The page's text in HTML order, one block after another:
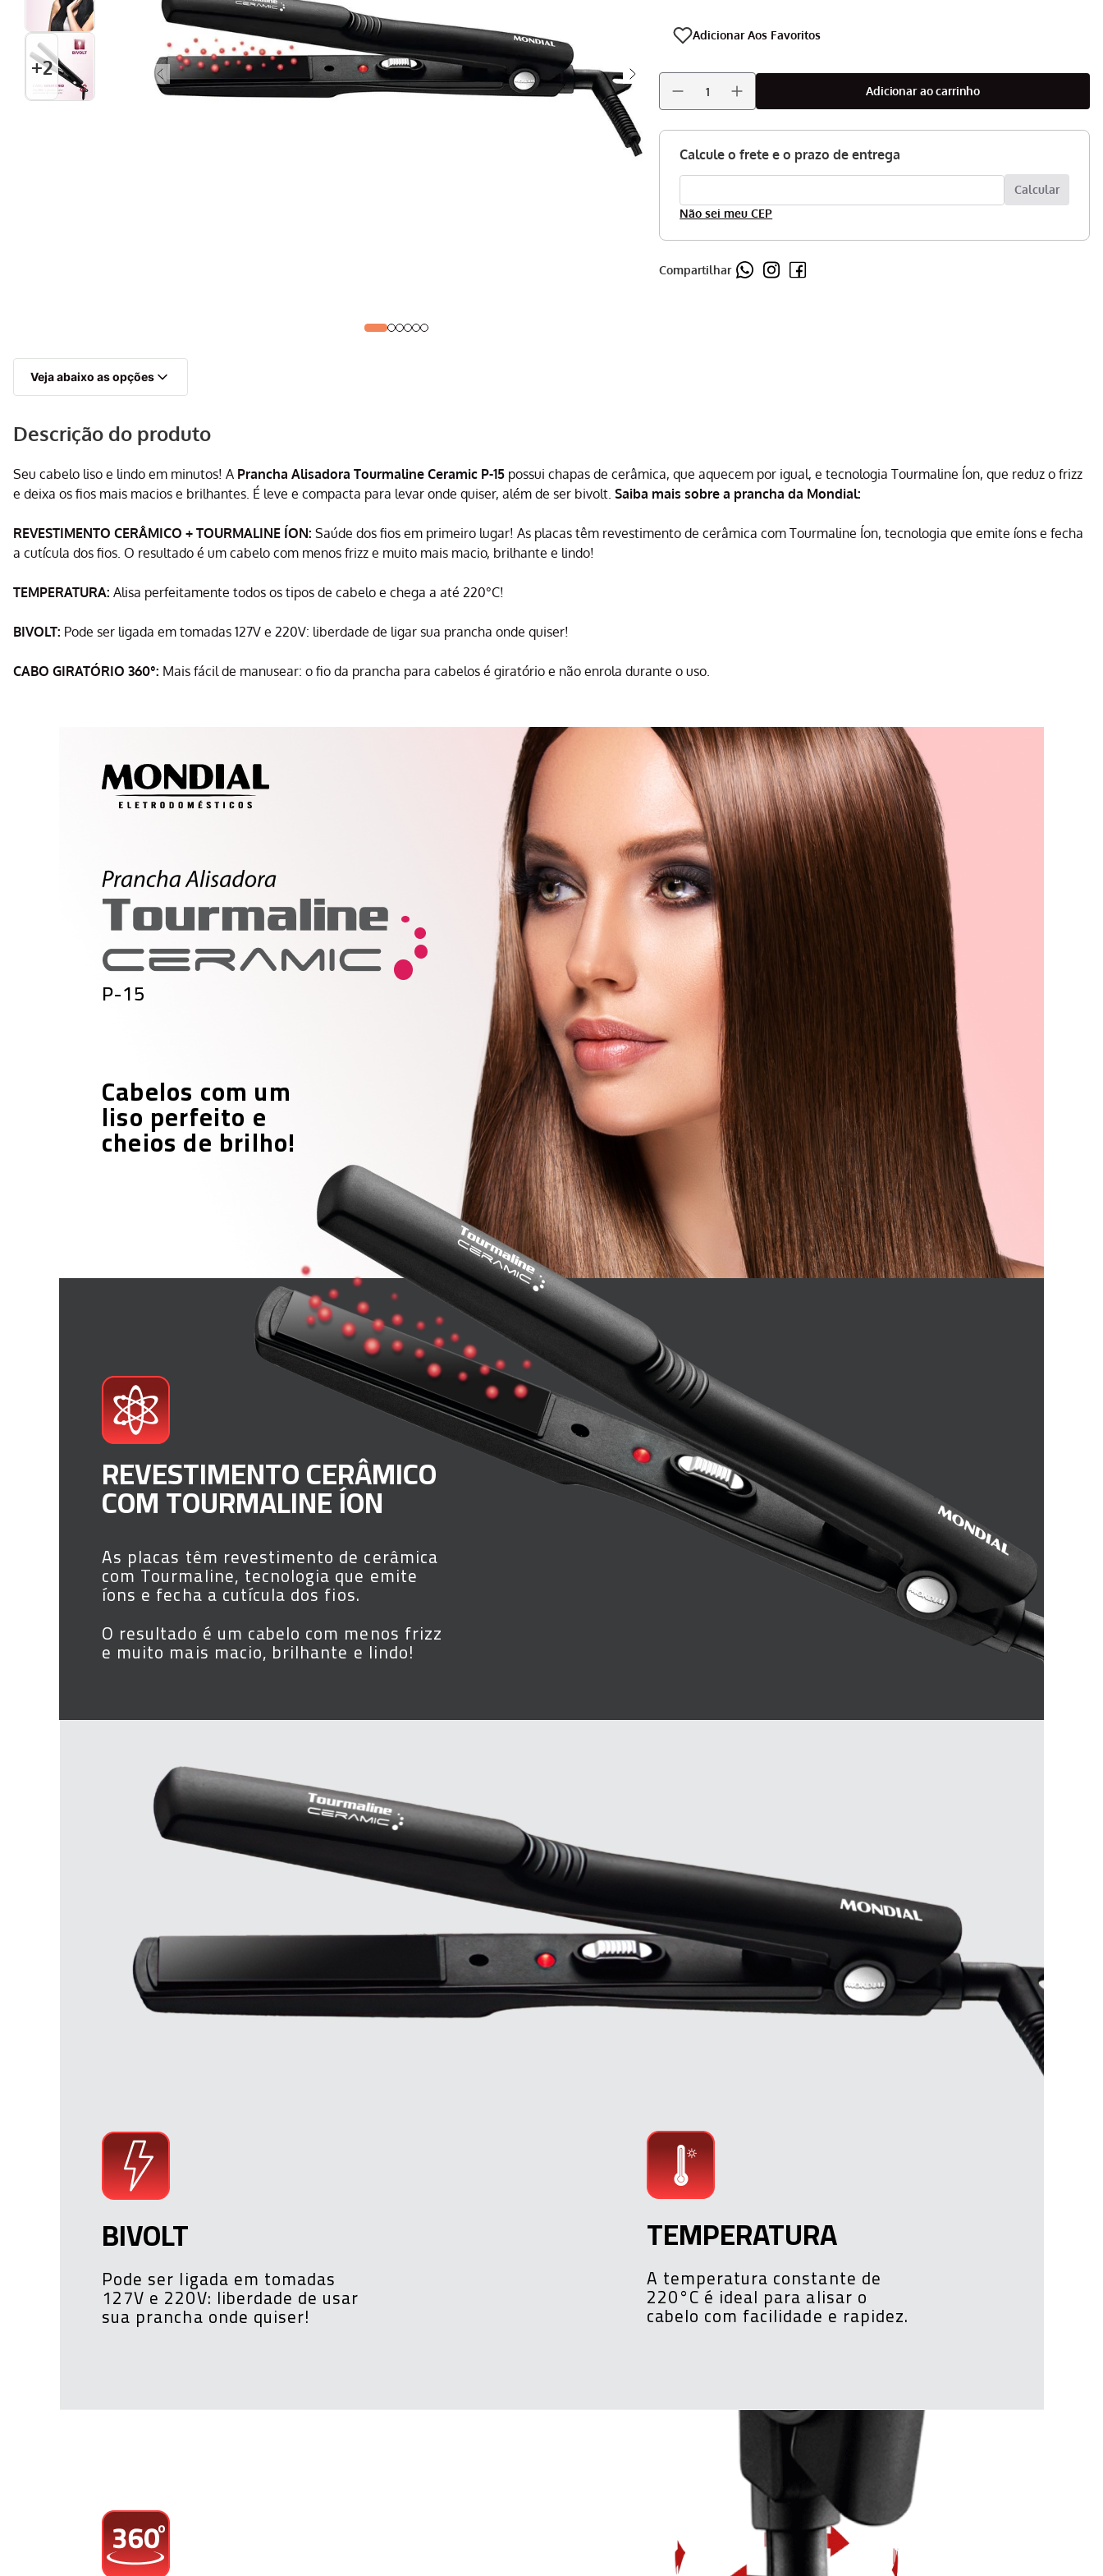
+2
adicionar ao carrinho
Não sei meu CEP
Compartilhar
Veja abaixo as opções
Descrição do produto
Seu cabelo liso e lindo em minutos! A Prancha Alisadora Tourmaline Ceramic P-15 possui chapas de cerâmica, que aquecem por igual, e tecnologia Tourmaline Íon, que reduz o frizz
e deixa os fios mais macios e brilhantes. É leve e compacta para levar onde quiser, além de ser bivolt. Saiba mais sobre a prancha da Mondial:
REVESTIMENTO CERÂMICO + TOURMALINE ÍON: Saúde dos fios em primeiro lugar! As placas têm revestimento de cerâmica com Tourmaline Íon, tecnologia que emite íons e fecha
a cutícula dos fios. O resultado é um cabelo com menos frizz e muito mais macio, brilhante e lindo!
TEMPERATURA: Alisa perfeitamente todos os tipos de cabelo e chega a até 220°C!
BIVOLT: Pode ser ligada em tomadas 127V e 220V: liberdade de ligar sua prancha onde quiser!
CABO GIRATÓRIO 360°: Mais fácil de manusear: o fio da prancha para cabelos é giratório e não enrola durante o uso.
10º Multiprocessador